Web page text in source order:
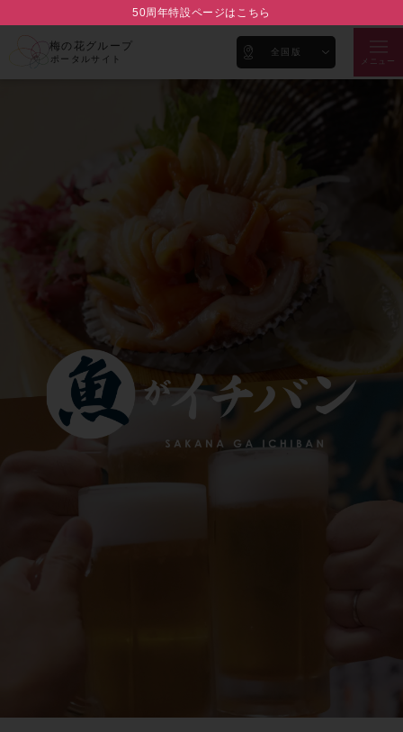
50周年特設ページはこちら
梅の花グループ
ポータルサイト
全国版
メニュー